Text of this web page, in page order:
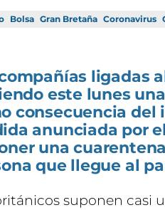
Bolsa Gran Bretaña Coronavirus
ligadas
este lunes
consecuencia del
anunciada por
una
que llegue al
suponen casi